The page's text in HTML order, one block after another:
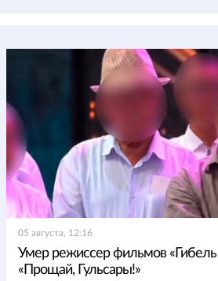
05 августа, 12:16
Умер режиссер фильмов «Гибель
«Прощай, Гульсары!»